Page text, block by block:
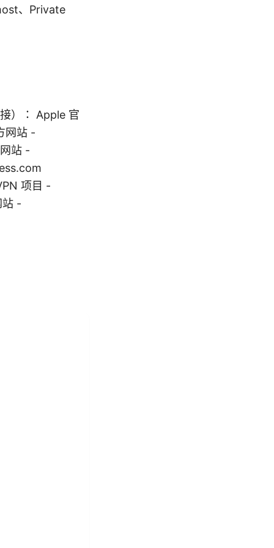
、Private
）： Apple 官
网站 -
站 -
项目 -
-